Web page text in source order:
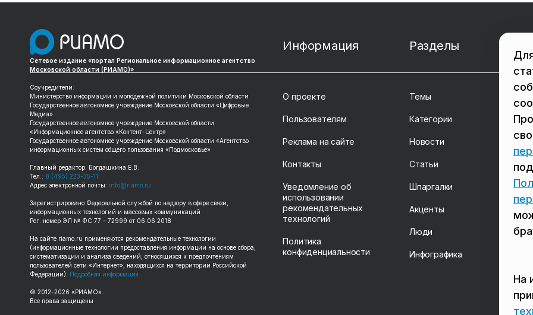
Сетевое издание «портал Региональное информационное агентство
Московской области (РИАМО)»
Соучредители:
Министерство информации и молодежной политики Московской области
Государственное автономное учреждение Московской области «Цифровые
Медиа»
Государственное автономное учреждение Московской области
«Информационное агентство «Контент-Центр»
Государственное автономное учреждение Московской области «Агентство
информационных систем общего пользования «Подмосковье»
Главный редактор: Богдашкина Е.В.
Тел.: 8 (495) 223-35-11
Адрес электронной почты: info@riamo.ru
Зарегистрировано Федеральной службой по надзору в сфере связи,
информационных технологий и массовых коммуникаций
Рег. номер ЭЛ № ФС 77 – 72999 от 06.06.2018
На сайте riamo.ru применяются рекомендательные технологии
(информационные технологии предоставления информации на основе сбора,
систематизации и анализа сведений, относящихся к предпочтениям
пользователей сети «Интернет», находящихся на территории Российской
Федерации).
Подробная информация
© 2012-2026 «РИАМО».
Все права защищены
Информация
О проекте
Пользователям
Реклама на сайте
Контакты
Уведомление об
использовании
рекомендательных
технологий
Политика
конфиденциальности
Разделы
Темы
Категории
Новости
Статьи
Шпаргалки
Акценты
Люди
Инфографика
На